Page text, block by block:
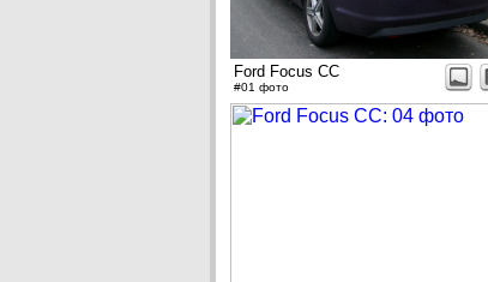
Ford Focus CC
#01 фото